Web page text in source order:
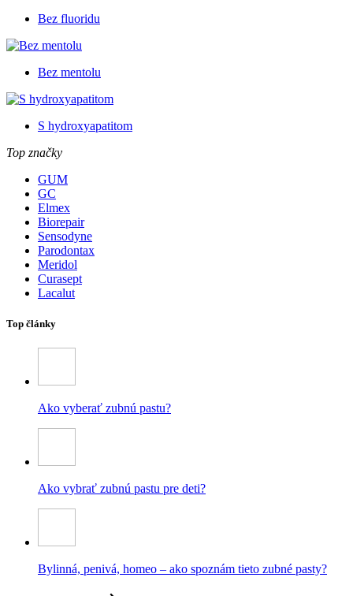
Bez fluoridu
Bez mentolu
S hydroxyapatitom
Top značky
GUM
GC
Elmex
Biorepair
Sensodyne
Parodontax
Meridol
Curasept
Lacalut
Top články
Ako vyberať zubnú pastu?
Ako vybrať zubnú pastu pre deti?
Bylinná, penivá, homeo – ako spoznám tieto zubné pasty?